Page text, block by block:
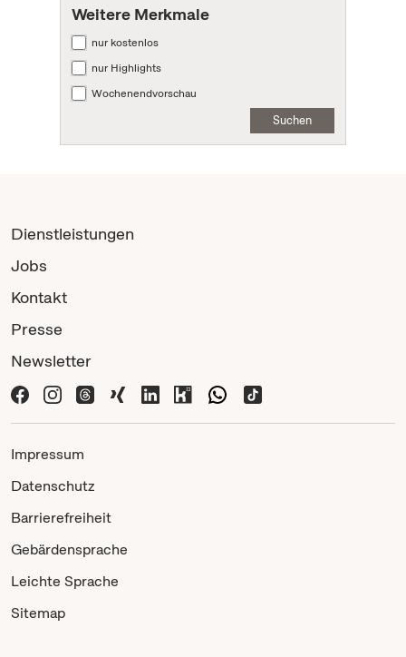
Weitere Merkmale
nur kostenlos
nur Highlights
Wochenendvorschau
Suchen
Dienstleistungen
Jobs
Kontakt
Presse
Newsletter
Impressum
Datenschutz
Barrierefreiheit
Gebärdensprache
Leichte Sprache
Sitemap